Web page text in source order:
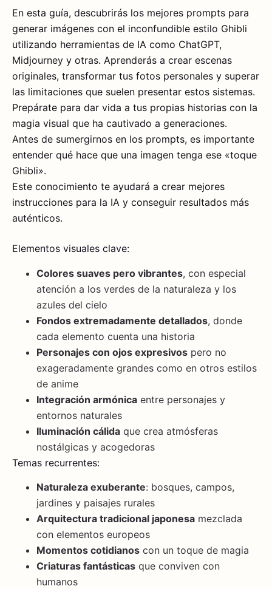
En esta guía, descubrirás los mejores prompts para
generar imágenes con el inconfundible estilo Ghibli
utilizando herramientas de IA como ChatGPT,
Midjourney y otras. Aprenderás a crear escenas
originales, transformar tus fotos personales y superar
las limitaciones que suelen presentar estos sistemas.
Prepárate para dar vida a tus propias historias con la
magia visual que ha cautivado a generaciones.
Antes de sumergirnos en los prompts, es importante
entender qué hace que una imagen tenga ese «toque
Ghibli».
Este conocimiento te ayudará a crear mejores
instrucciones para la IA y conseguir resultados más
auténticos.
Elementos visuales clave:
Colores suaves pero vibrantes, con especial
atención a los verdes de la naturaleza y los
azules del cielo
Fondos extremadamente detallados, donde
cada elemento cuenta una historia
Personajes con ojos expresivos pero no
exageradamente grandes como en otros estilos
de anime
Integración armónica entre personajes y
entornos naturales
Iluminación cálida que crea atmósferas
nostálgicas y acogedoras
Temas recurrentes:
Naturaleza exuberante: bosques, campos,
jardines y paisajes rurales
Arquitectura tradicional japonesa mezclada
con elementos europeos
Momentos cotidianos con un toque de magia
Criaturas fantásticas que conviven con
humanos